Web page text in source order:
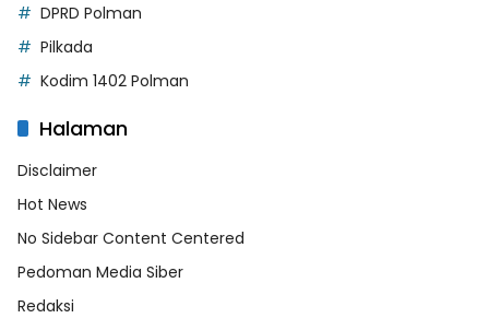
DPRD Polman
Pilkada
Kodim 1402 Polman
Halaman
Disclaimer
Hot News
No Sidebar Content Centered
Pedoman Media Siber
Redaksi